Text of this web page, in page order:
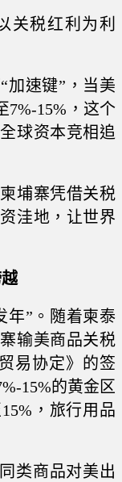
关税红利为利
加速键”，当美
7%-15%，这个
球资本竞相追
埔寨凭借关税
洼地，让世界
年”。随着柬泰
输美商品关税
易协定》的签
15%的黄金区
，旅行用品
类商品对美出